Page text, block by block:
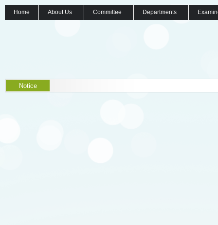
Home About Us Committee Departments
Notice